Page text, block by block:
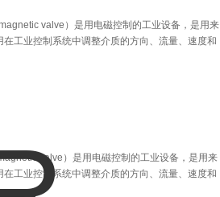
valve）是用电磁控制的工业设备，是用来
工业控制系统中调整介质的方向、流量、速度和
valve）是用电磁控制的工业设备，是用来
工业控制系统中调整介质的方向、流量、速度和